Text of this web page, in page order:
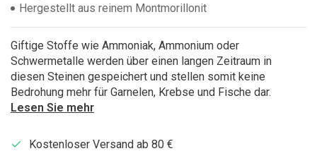
Hergestellt aus reinem Montmorillonit
Giftige Stoffe wie Ammoniak, Ammonium oder
Schwermetalle werden über einen langen Zeitraum in
diesen Steinen gespeichert und stellen somit keine
Bedrohung mehr für Garnelen, Krebse und Fische dar.
Lesen Sie mehr
Kostenloser Versand ab 80 €